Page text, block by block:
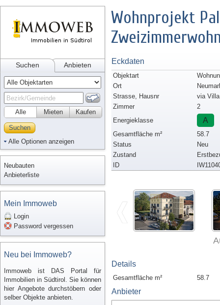
Suchen Anbieten
Alle Kaufen
Mieten
Suchen
Alle Optionen anzeigen
Neubauten
Anbieterliste
Mein Immoweb
Login
Password vergessen
Neu bei Immoweb?
Immoweb ist DAS Portal für
Immobilien in Südtirol. Sie können
hier Angebote durchstöbern oder
selber Objekte anbieten.
Wohnprojekt
Eckdaten
Objektart
Ort
Strasse, Hausnr
via
Zimmer
2
Energieklasse
A
Gesamtfläche m²
58.7
Status
Neu
Zustand
ID
Details
Gesamtfläche m² 58.7
Anbieter